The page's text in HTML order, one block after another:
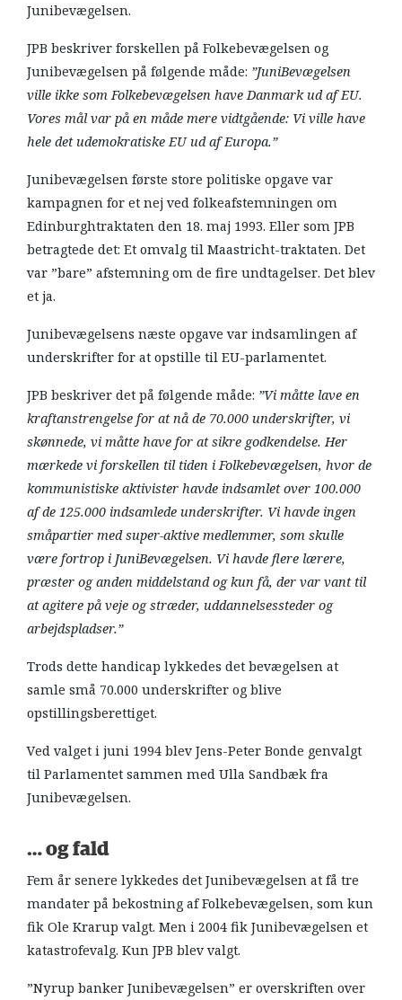
Junibevægelsen.
JPB beskriver forskellen på Folkebevægelsen og
Junibevægelsen på følgende måde: ”JuniBevægelsen
ville ikke som Folkebevægelsen have Danmark ud af EU.
Vores mål var på en måde mere vidtgående: Vi ville have
hele det udemokratiske EU ud af Europa.”
Junibevægelsen første store politiske opgave var
kampagnen for et nej ved folkeafstemningen om
Edinburghtraktaten den 18. maj 1993. Eller som JPB
betragtede det: Et omvalg til Maastricht-traktaten. Det
var ”bare” afstemning om de fire undtagelser. Det blev
et ja.
Junibevægelsens næste opgave var indsamlingen af
underskrifter for at opstille til EU-parlamentet.
JPB beskriver det på følgende måde: ”Vi måtte lave en
kraftanstrengelse for at nå de 70.000 underskrifter, vi
skønnede, vi måtte have for at sikre godkendelse. Her
mærkede vi forskellen til tiden i Folkebevægelsen, hvor de
kommunistiske aktivister havde indsamlet over 100.000
af de 125.000 indsamlede underskrifter. Vi havde ingen
småpartier med super-aktive medlemmer, som skulle
være fortrop i JuniBevægelsen. Vi havde flere lærere,
præster og anden middelstand og kun få, der var vant til
at agitere på veje og stræder, uddannelsessteder og
arbejdspladser.”
Trods dette handicap lykkedes det bevægelsen at
samle små 70.000 underskrifter og blive
opstillingsberettiget.
Ved valget i juni 1994 blev Jens-Peter Bonde genvalgt
til Parlamentet sammen med Ulla Sandbæk fra
Junibevægelsen.
… og fald
Fem år senere lykkedes det Junibevægelsen at få tre
mandater på bekostning af Folkebevægelsen, som kun
fik Ole Krarup valgt. Men i 2004 fik Junibevægelsen et
katastrofevalg. Kun JPB blev valgt.
”Nyrup banker Junibevægelsen” er overskriften over